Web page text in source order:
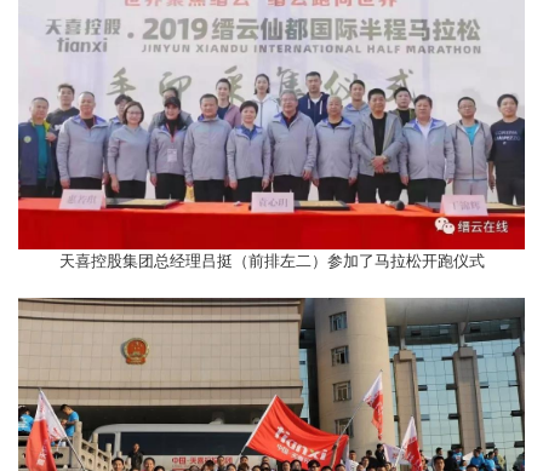
天喜控股集团总经理吕挺（前排左二）参加了马拉松开跑仪式